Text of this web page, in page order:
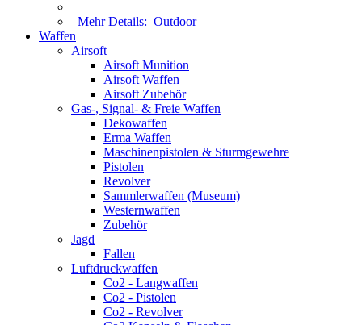
Mehr Details: Outdoor
Waffen
Airsoft
Airsoft Munition
Airsoft Waffen
Airsoft Zubehör
Gas-, Signal- & Freie Waffen
Dekowaffen
Erma Waffen
Maschinenpistolen & Sturmgewehre
Pistolen
Revolver
Sammlerwaffen (Museum)
Westernwaffen
Zubehör
Jagd
Fallen
Luftdruckwaffen
Co2 - Langwaffen
Co2 - Pistolen
Co2 - Revolver